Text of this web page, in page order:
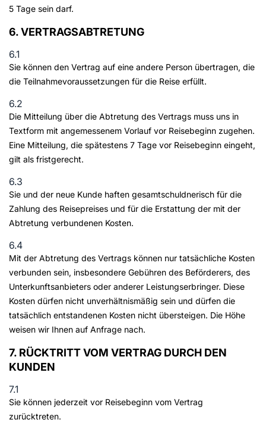
5 Tage sein darf.
6. VERTRAGSABTRETUNG
6.1
Sie können den Vertrag auf eine andere Person übertragen, die
die Teilnahmevoraussetzungen für die Reise erfüllt.
6.2
Die Mitteilung über die Abtretung des Vertrags muss uns in
Textform mit angemessenem Vorlauf vor Reisebeginn zugehen.
Eine Mitteilung, die spätestens 7 Tage vor Reisebeginn eingeht,
gilt als fristgerecht.
6.3
Sie und der neue Kunde haften gesamtschuldnerisch für die
Zahlung des Reisepreises und für die Erstattung der mit der
Abtretung verbundenen Kosten.
6.4
Mit der Abtretung des Vertrags können nur tatsächliche Kosten
verbunden sein, insbesondere Gebühren des Beförderers, des
Unterkunftsanbieters oder anderer Leistungserbringer. Diese
Kosten dürfen nicht unverhältnismäßig sein und dürfen die
tatsächlich entstandenen Kosten nicht übersteigen. Die Höhe
weisen wir Ihnen auf Anfrage nach.
7. RÜCKTRITT VOM VERTRAG DURCH DEN
KUNDEN
7.1
Sie können jederzeit vor Reisebeginn vom Vertrag
zurücktreten.